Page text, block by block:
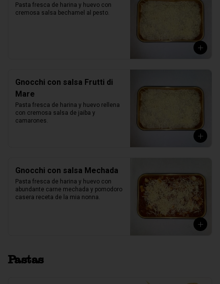
Pasta fresca de harina y huevo con
cremosa salsa bechamel al pesto.
Gnocchi con salsa Frutti di
Mare
Pasta fresca de harina y huevo rellena
con cremosa salsa de jaiba y
camarones.
Gnocchi con salsa Mechada
Pasta fresca de harina y huevo con
abundante carne mechada y pomodoro
casera receta de la mia nonna.
Pastas